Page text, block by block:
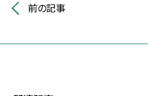
前の記事